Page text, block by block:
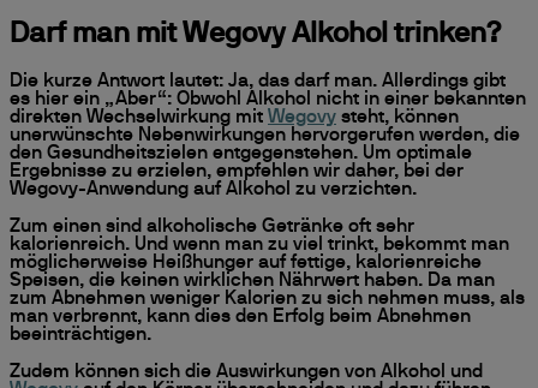
Darf man mit Wegovy Alkohol trinken?
Die kurze Antwort lautet: Ja, das darf man. Allerdings gibt
es hier ein „Aber“: Obwohl Alkohol nicht in einer bekannten
direkten Wechselwirkung mit Wegovy steht, können
unerwünschte Nebenwirkungen hervorgerufen werden, die
den Gesundheitszielen entgegenstehen. Um optimale
Ergebnisse zu erzielen, empfehlen wir daher, bei der
Wegovy-Anwendung auf Alkohol zu verzichten.
Zum einen sind alkoholische Getränke oft sehr
kalorienreich. Und wenn man zu viel trinkt, bekommt man
möglicherweise Heißhunger auf fettige, kalorienreiche
Speisen, die keinen wirklichen Nährwert haben. Da man
zum Abnehmen weniger Kalorien zu sich nehmen muss, als
man verbrennt, kann dies den Erfolg beim Abnehmen
beeinträchtigen.
Zudem können sich die Auswirkungen von Alkohol und